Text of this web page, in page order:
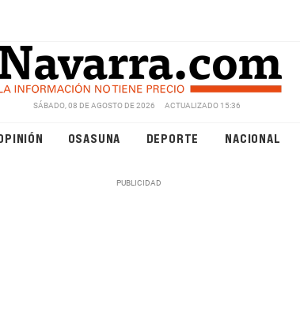
SÁBADO, 08 DE AGOSTO DE 2026 ACTUALIZADO 15:36
OSASUNA DEPORTE NACIONAL